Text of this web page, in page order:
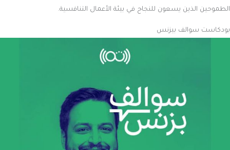
الطموحين الذين يسعون للنجاح في بيئة الأعمال التنافسية.
بودكاست سوالف بيزنس